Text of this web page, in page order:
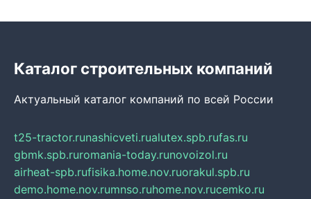
Каталог строительных компаний
Актуальный каталог компаний по всей России
t25-tractor.runashicveti.rualutex.spb.rufas.ru
gbmk.spb.ruromania-today.runovoizol.ru
airheat-spb.rufisika.home.nov.ruorakul.spb.ru
demo.home.nov.rumnso.ruhome.nov.rucemko.ru